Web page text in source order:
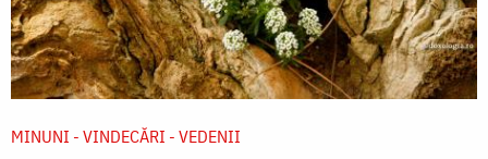
MINUNI - VINDECĂRI - VEDENII